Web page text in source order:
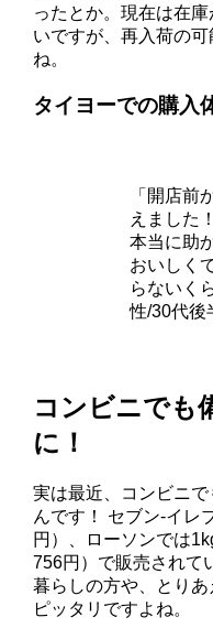
ったとか。現在は在
いですが、再入荷の
ね。
タイヨーでの購入
「開店前
えました
本当に助
おいしく
らないく
性/30代後
コンビニでも
に！
実は最近、コンビニ
んです！ セブン-イレ
円）、ローソンでは
756円）で販売されて
暮らしの方や、とり
ピッタリですよね。